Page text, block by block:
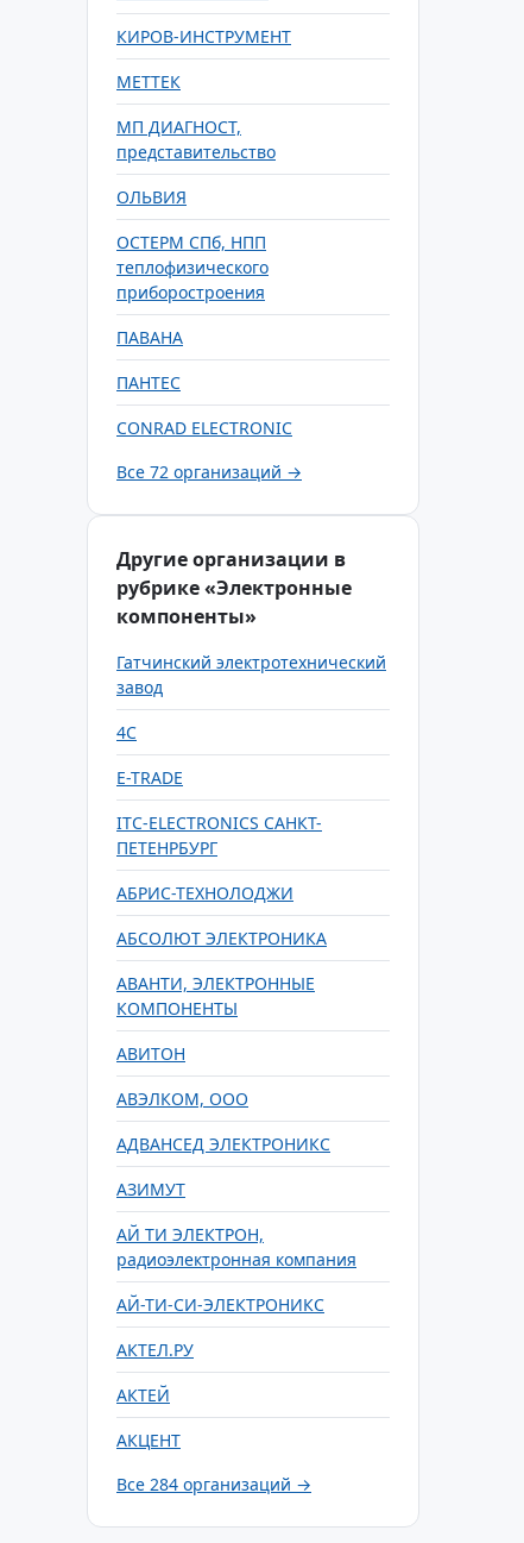
КИРОВ-ИНСТРУМЕНТ
МЕТТЕК
МП ДИАГНОСТ,
представительство
ОЛЬВИЯ
ОСТЕРМ СПб, НПП
теплофизического
приборостроения
ПАВАНА
ПАНТЕС
CONRAD ELECTRONIC
Все 72 организаций →
Другие организации в
рубрике «Электронные
компоненты»
Гатчинский электротехнический
завод
4С
E-TRADE
ITC-ELECTRONICS САНКТ-
ПЕТЕНРБУРГ
АБРИС-ТЕХНОЛОДЖИ
АБСОЛЮТ ЭЛЕКТРОНИКА
АВАНТИ, ЭЛЕКТРОННЫЕ
КОМПОНЕНТЫ
АВИТОН
АВЭЛКОМ, ООО
АДВАНСЕД ЭЛЕКТРОНИКС
АЗИМУТ
АЙ ТИ ЭЛЕКТРОН,
радиоэлектронная компания
АЙ-ТИ-СИ-ЭЛЕКТРОНИКС
АКТЕЛ.РУ
АКТЕЙ
АКЦЕНТ
Все 284 организаций →